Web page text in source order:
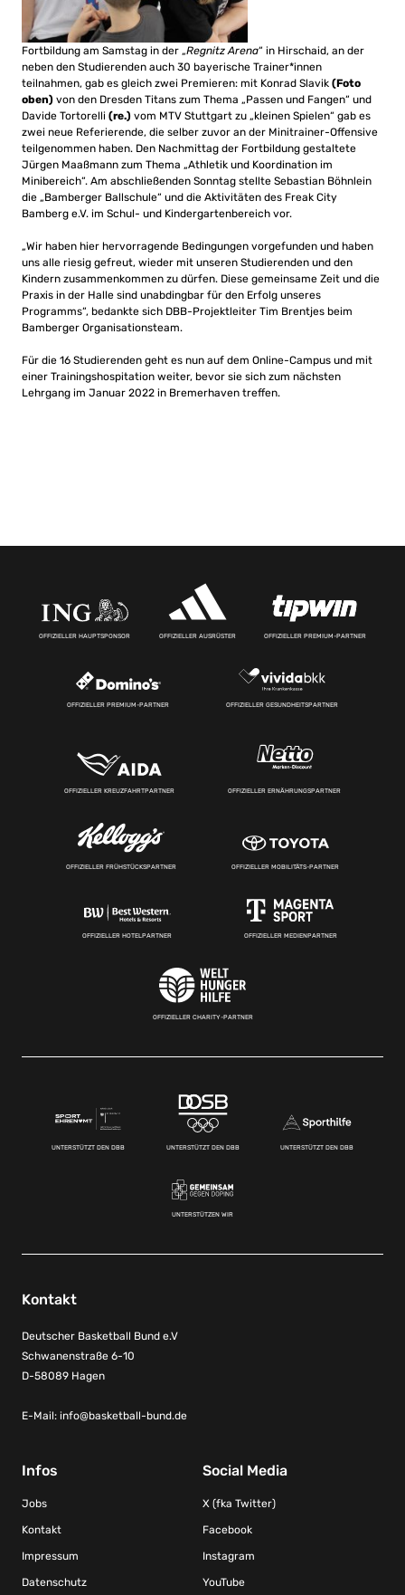
Fortbildung am Samstag in der „Regnitz Arena“ in Hirschaid, an der
neben den Studierenden auch 30 bayerische Trainer*innen
teilnahmen, gab es gleich zwei Premieren: mit Konrad Slavik (Foto
oben) von den Dresden Titans zum Thema „Passen und Fangen“ und
Davide Tortorelli (re.) vom MTV Stuttgart zu „kleinen Spielen“ gab es
zwei neue Referierende, die selber zuvor an der Minitrainer-Offensive
teilgenommen haben. Den Nachmittag der Fortbildung gestaltete
Jürgen Maaßmann zum Thema „Athletik und Koordination im
Minibereich“. Am abschließenden Sonntag stellte Sebastian Böhnlein
die „Bamberger Ballschule“ und die Aktivitäten des Freak City
Bamberg e.V. im Schul- und Kindergartenbereich vor.
„Wir haben hier hervorragende Bedingungen vorgefunden und haben
uns alle riesig gefreut, wieder mit unseren Studierenden und den
Kindern zusammenkommen zu dürfen. Diese gemeinsame Zeit und die
Praxis in der Halle sind unabdingbar für den Erfolg unseres
Programms“, bedankte sich DBB-Projektleiter Tim Brentjes beim
Bamberger Organisationsteam.
Für die 16 Studierenden geht es nun auf dem Online-Campus und mit
einer Trainingshospitation weiter, bevor sie sich zum nächsten
Lehrgang im Januar 2022 in Bremerhaven treffen.
OFFIZIELLER HAUPTSPONSOR OFFIZIELLER AUSRÜSTER OFFIZIELLER PREMIUM-PARTNER
OFFIZIELLER PREMIUM-PARTNER OFFIZIELLER GESUNDHEITSPARTNER
OFFIZIELLER KREUZFAHRTPARTNER OFFIZIELLER ERNÄHRUNGSPARTNER
OFFIZIELLER FRÜHSTÜCKSPARTNER OFFIZIELLER MOBILITÄTS-PARTNER
OFFIZIELLER HOTELPARTNER OFFIZIELLER MEDIENPARTNER
OFFIZIELLER CHARITY-PARTNER
UNTERSTÜTZT DEN DBB UNTERSTÜTZT DEN DBB UNTERSTÜTZT DEN DBB
UNTERSTÜTZEN WIR
Kontakt
Deutscher Basketball Bund e.V
Schwanenstraße 6-10
D-58089 Hagen
E-Mail: info@basketball-bund.de
Infos
Jobs
Kontakt
Impressum
Datenschutz
Social Media
X (fka Twitter)
Facebook
Instagram
YouTube